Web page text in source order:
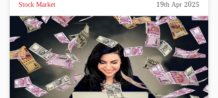
Stock Market 19th Apr 2025